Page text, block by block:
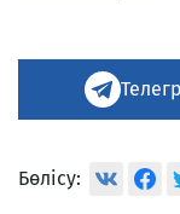
Бөлісу: